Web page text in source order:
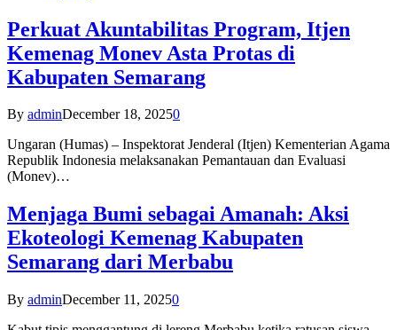
Perkuat Akuntabilitas Program, Itjen
Kemenag Monev Asta Protas di
Kabupaten Semarang
By adminDecember 18, 20250
Ungaran (Humas) – Inspektorat Jenderal (Itjen) Kementerian Agama
Republik Indonesia melaksanakan Pemantauan dan Evaluasi
(Monev)…
Menjaga Bumi sebagai Amanah: Aksi
Ekoteologi Kemenag Kabupaten
Semarang dari Merbabu
By adminDecember 11, 20250